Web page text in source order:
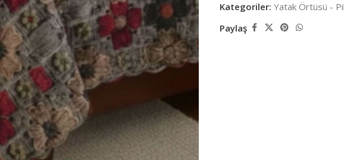
Kategoriler: Yatak Örtüsü -
Paylaş